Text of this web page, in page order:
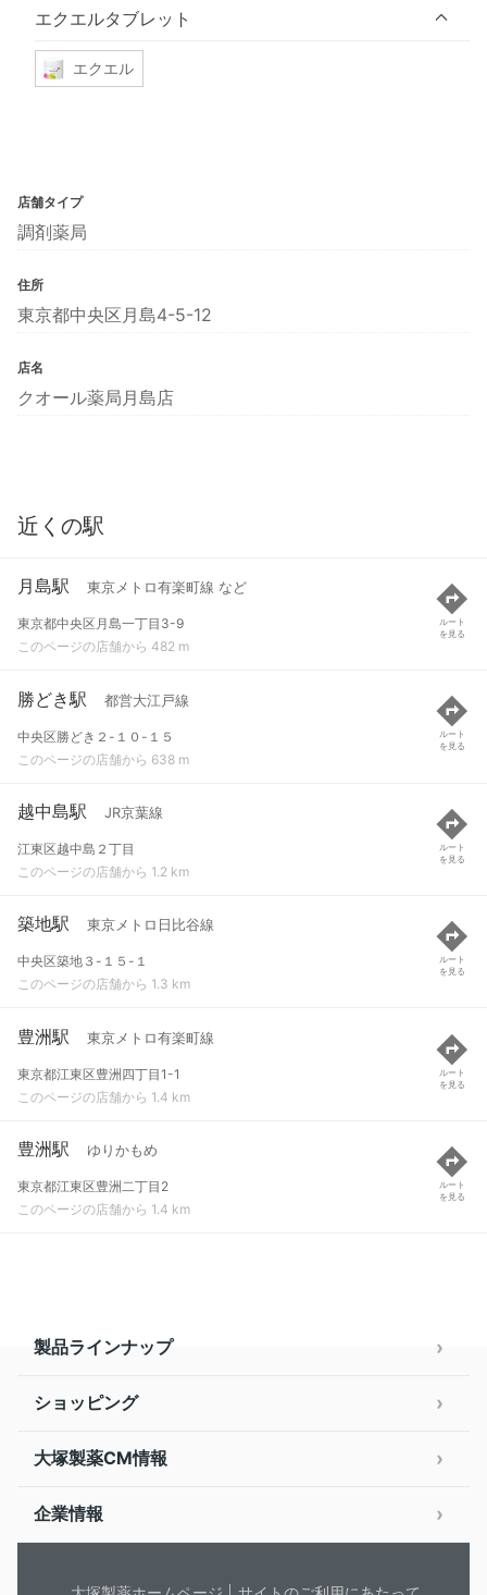
エクエルタブレット
エクエル
店舗タイプ
調剤薬局
住所
東京都中央区月島4-5-12
店名
クオール薬局月島店
近くの駅
月島駅 東京メトロ有楽町線 など
東京都中央区月島一丁目3-9
このページの店舗から 482 m
ルート
を見る
勝どき駅 都営大江戸線
中央区勝どき２-１０-１５
このページの店舗から 638 m
ルート
を見る
越中島駅 JR京葉線
江東区越中島２丁目
このページの店舗から 1.2 km
ルート
を見る
築地駅 東京メトロ日比谷線
中央区築地３-１５-１
このページの店舗から 1.3 km
ルート
を見る
豊洲駅 東京メトロ有楽町線
東京都江東区豊洲四丁目1-1
このページの店舗から 1.4 km
ルート
を見る
豊洲駅 ゆりかもめ
東京都江東区豊洲二丁目2
このページの店舗から 1.4 km
ルート
を見る
製品ラインナップ
ショッピング
大塚製薬CM情報
企業情報